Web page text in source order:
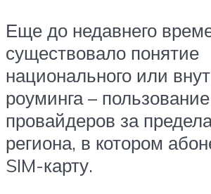
Еще до недавнего
существовало понятие
национального или
роуминга –
провайдеров за
региона, в котором
SIM-карту.